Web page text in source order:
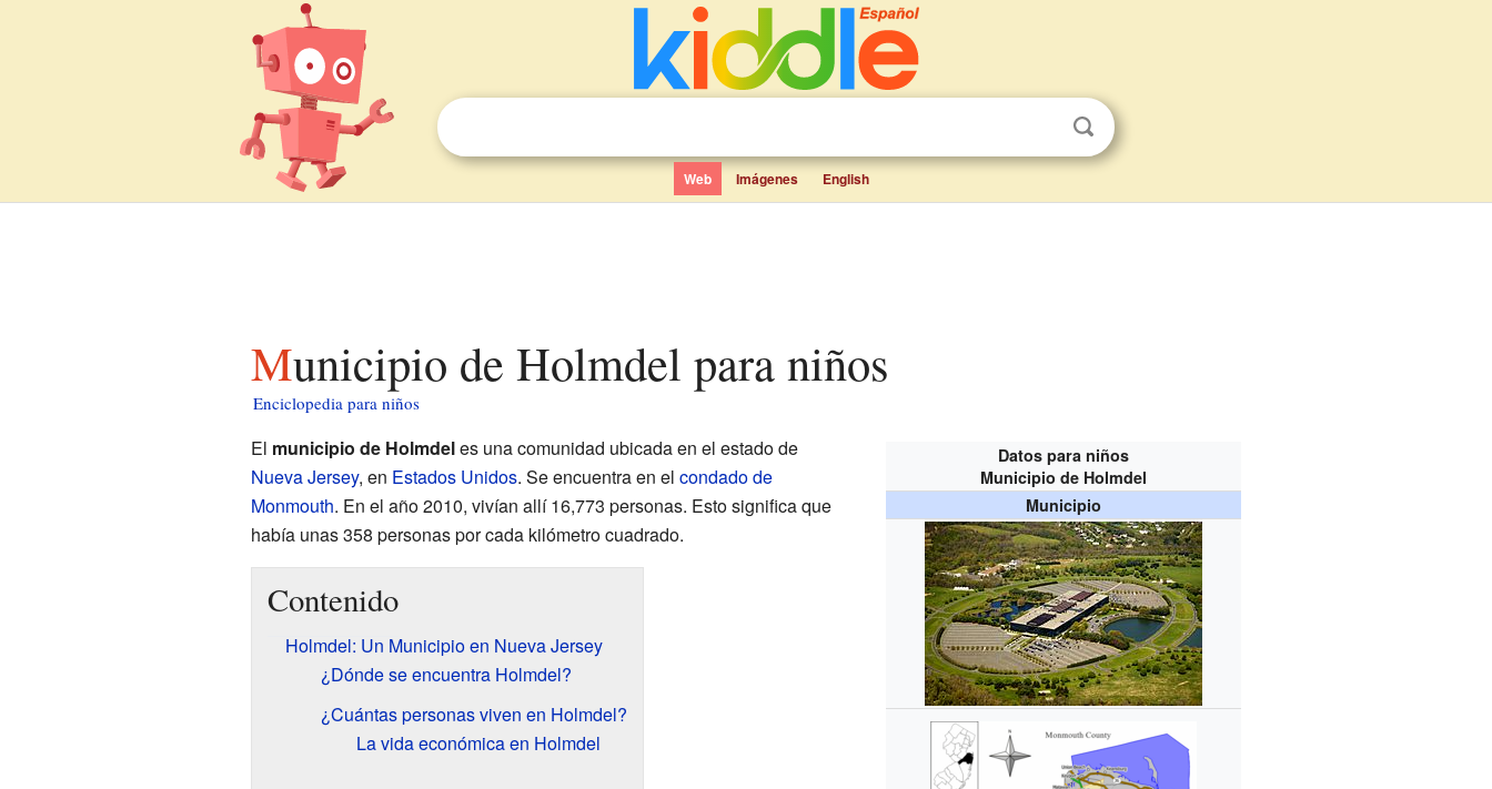
Web Imágenes English
Municipio de Holmdel para niños
Enciclopedia para niños
Datos para niños
Municipio de Holmdel
Municipio
El municipio de Holmdeles una comunidad ubicada en el estado de
Nueva Jersey, en Estados Unidos. Se encuentra en el condado de
Monmouth. En el año 2010, vivían allí 16,773 personas. Esto significa que
había unas 358 personas por cada kilómetro cuadrado.
Contenido
Holmdel: Un Municipio en Nueva Jersey
¿Dónde se encuentra Holmdel?
¿Cuántas personas viven en Holmdel?
La vida económica en Holmdel